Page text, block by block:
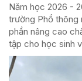
Năm học 2026 -
trường Phổ thông
phần nâng cao
tập cho học sinh